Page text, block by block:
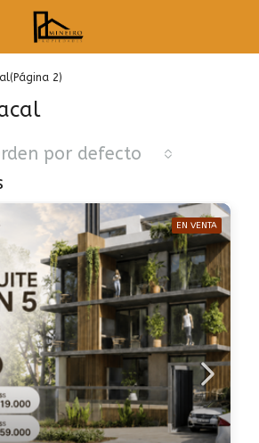
(Página 2)
por defecto
EN VENTA